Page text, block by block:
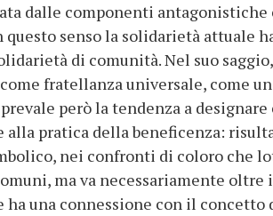
dalle componenti
senso la solidarietà attuale
di comunità. Nel suo
fratellanza universale, come
però la tendenza a
pratica della beneficenza:
nei confronti di coloro che
ma va necessariamente
ha una connessione con il